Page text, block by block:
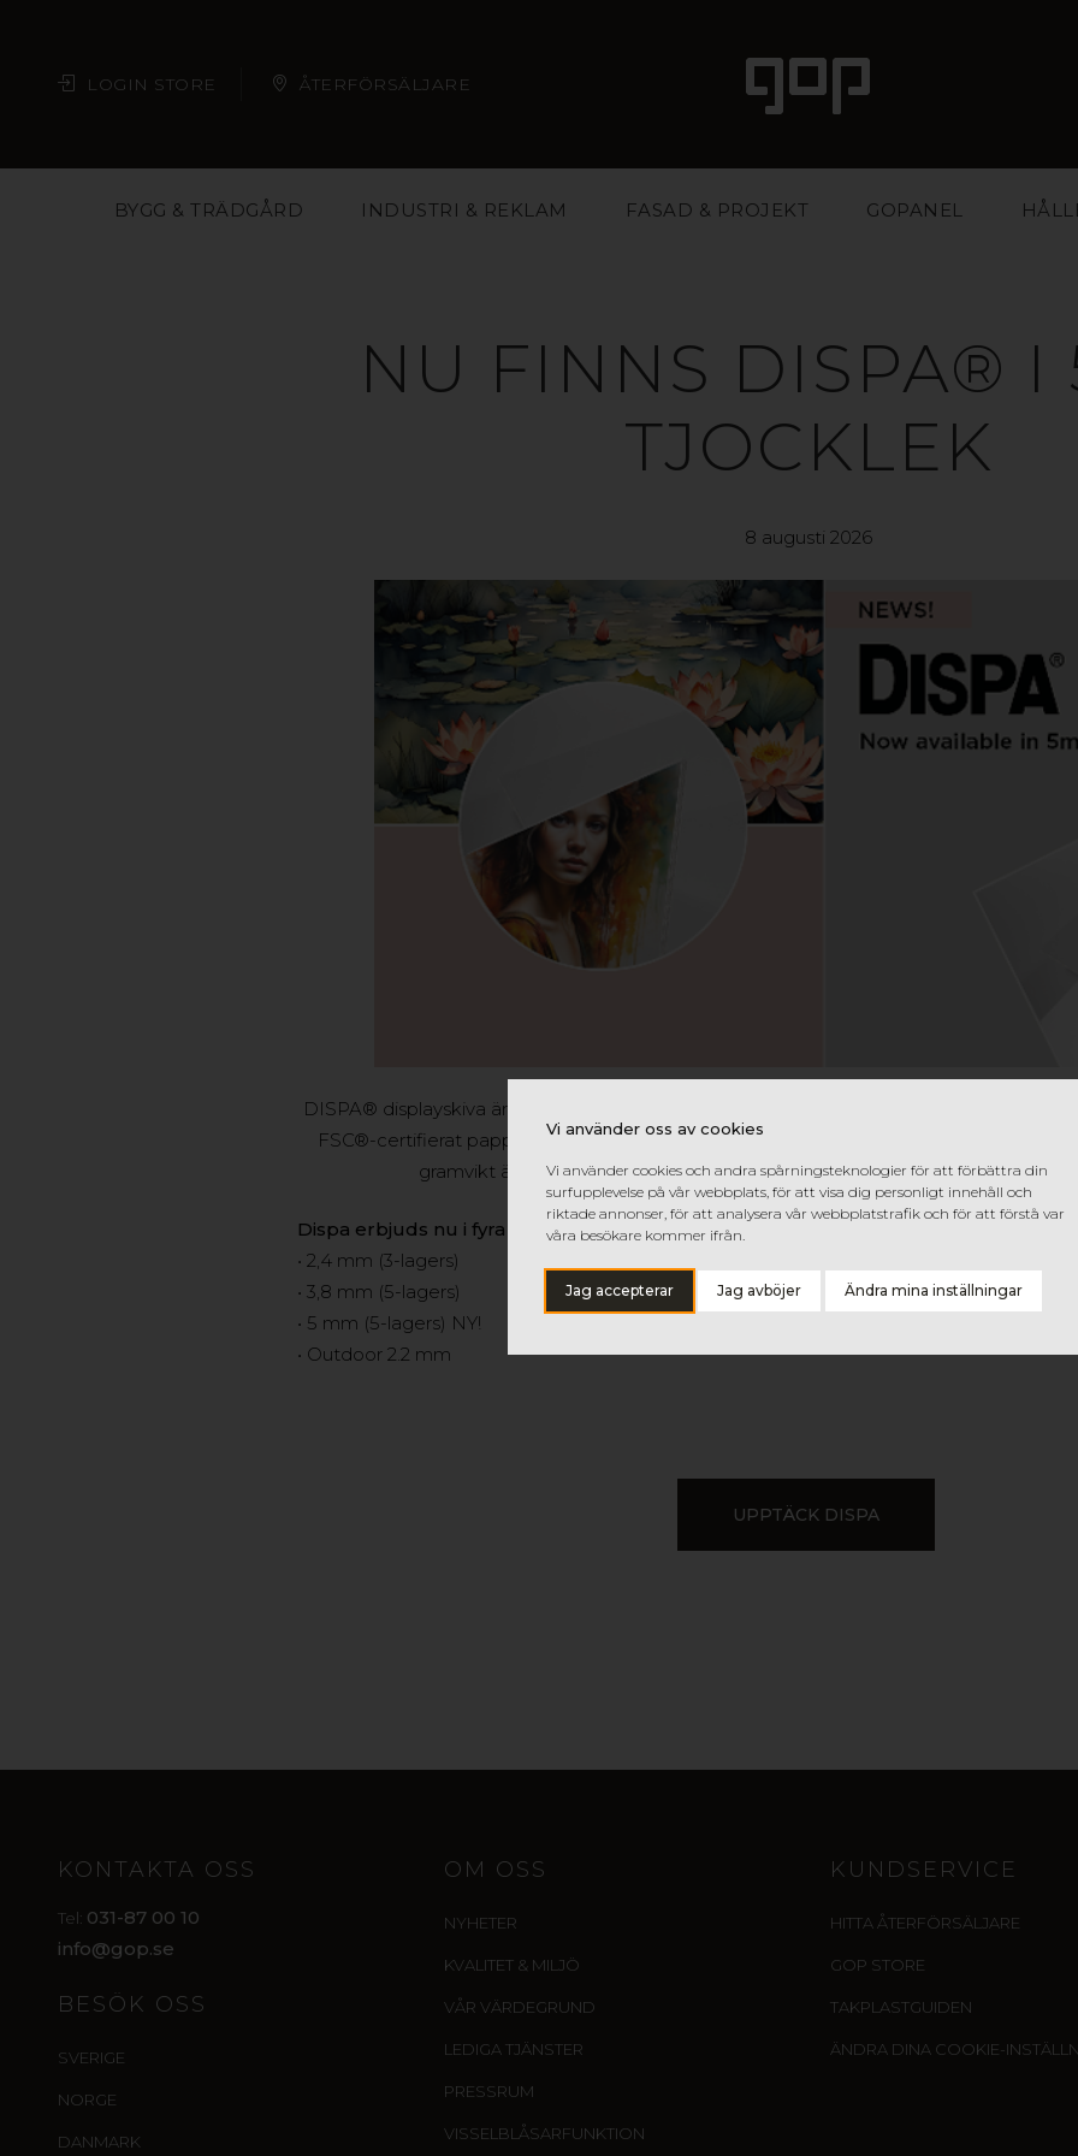
Vi använder oss av cookies
Vi använder cookies och andra spårningsteknologier för att förbättra din
surfupplevelse på vår webbplats, för att visa dig personligt innehåll och
riktade annonser, för att analysera vår webbplatstrafik och för att förstå var
våra besökare kommer ifrån.
Jag accepterar Jag avböjer Ändra mina inställningar
LOGIN STORE ÅTERFÖRSÄLJARE
BYGG & TRÄDGÅRD INDUSTRI & REKLAM FASAD & PROJEKT GOPANEL
NU FINNS DISPA® I
TJOCKLEK
8 augusti 2026
DISPA® displayskiva är lätt, plan och ger ett utmärkt tryckresultat. Precis som tidigare
FSC®-certifierat papper och är helt återvinningsbar. Den nya 5 mm-varianten har ett
gramvikt än 3,8 mm – vilket ger extra stabilitet och styrka för mer
Dispa erbjuds nu i fyra olika utföranden.
• 2,4 mm (3-lagers)
• 3,8 mm (5-lagers)
• 5 mm (5-lagers) NY!
• Outdoor 2.2 mm
UPPTÄCK DISPA
KONTAKTA OSS
Tel: 031-87 00 10
info@gop.se
BESÖK OSS
SVERIGE
NORGE
DANMARK
OM OSS
NYHETER
KVALITET & MILJÖ
VÅR VÄRDEGRUND
LEDIGA TJÄNSTER
PRESSRUM
VISSELBLÅSARFUNKTION
KUNDSERVICE
HITTA ÅTERFÖRSÄLJARE
GOP STORE
TAKPLASTGUIDEN
ÄNDRA DINA COOKIE-